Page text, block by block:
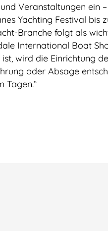
und Veranstaltungen ein
Yachting Festival bis
Branche folgt als
International Boat
wird die Einrichtung
oder Absage
Tagen.“